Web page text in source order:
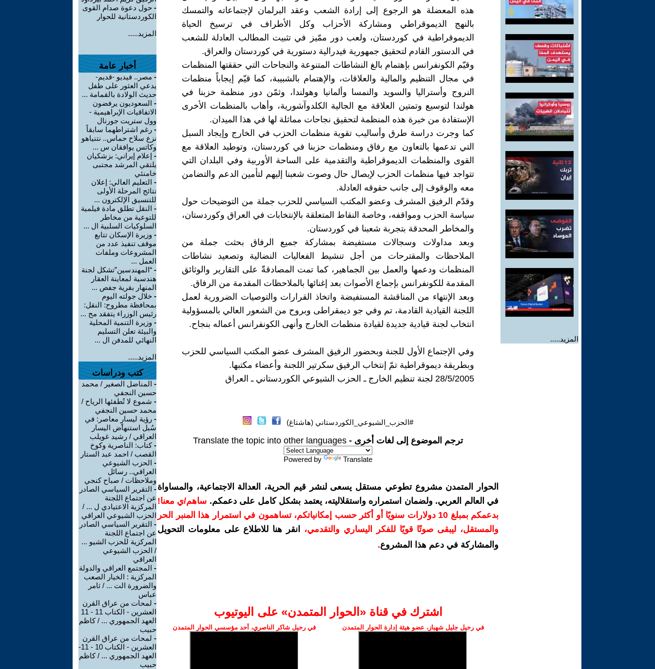
المزيد.....
هذه المعضلة هو الرجوع إلى إرادة الشعب وعقد البرلمان لإجتماعاته والتمسك
بالنهج الديموقراطي ومشاركة الأحزاب وكل الأطراف في ترسيخ الحياة
الديموقراطية في كوردستان، ولعب دور ممّيز في تثبيت المطالب العادلة للشعب
في الدستور القادم لتحقيق جمهورية فيدرالية دستورية في كوردستان والعراق.
وقيّم الكونفرانس بإهتمام بالغ النشاطات المتنوعة والنجاحات التي حققتها المنظمات
في مجال التنظيم والمالية والعلاقات، والإهتمام بالشبيبة، كما قيّم إيجاباً منظمات
النروج وأستراليا والسويد والنمسا وألمانيا وهولندا، وثمّن دور منظمة حزبنا في
هولندا لتوسيع وتمتين العلاقة مع الجالية الكلدوآشورية، وأهاب بالمنظمات الأخرى
الإستفادة من خبرة هذه المنظمة لتحقيق نجاحات مماثلة لها في هذا الميدان.
كما وجرت دراسة طرق وأساليب تقوية منظمات الحزب في الخارج وإيجاد السبل
التي تدعمها بالتعاون مع رفاق ومنظمات حزبنا في كوردستان، وتوطيد العلاقة مع
القوى والمنظمات الديموقراطية والتقدمية على الساحة الأوربية وفي البلدان التي
تتواجد فيها منظمات الحزب لإيصال حال وصوت شعبنا إليهم لتأمين الدعم والتضامن
معه والوقوف إلى جانب حقوقه العادلة.
وقدّم الرفيق المشرف وعضو المكتب السياسي للحزب جملة من التوضيحات حول
سياسة الحزب ومواقفه، وخاصة النقاط المتعلقة بالإنتخابات في العراق وكوردستان،
والمخاطر المحدقة بتجربة شعبنا في كوردستان.
وبعد مداولات وسجالات مستفيضة بمشاركة جميع الرفاق بحثت جملة من
الملاحظات والمقترحات من أجل تنشيط الفعاليات النضالية وتصعيد نشاطات
المنظمات ودعمها والعمل بين الجماهير، كما تمت المصادقةّ على التقارير والوثائق
المقدمة للكونفرانس بإجماع الأصوات بعد إغنائها بالملاحظات المقدمة من الرفاق.
وبعد الإنتهاء من المناقشة المستفيضة واتخاذ القرارات والتوصيات الضرورية لعمل
اللجنة القيادية القادمة، تم وفي جو ديمقراطى وبروح من الشعور العالي بالمسؤولية
انتخاب لجنة قيادية جديدة لقيادة منظمات الخارج وأنهى الكونفرانس أعماله بنجاح.
وفي الإجتماع الأول للجنة وبحضور الرفيق المشرف عضو المكتب السياسي للحزب
وبطريقة ديموقراطية تمّ إنتخاب الرفيق سكرتير اللجنة وأعضاء مكتبها.
28/5/2005 لجنة تنظيم الخارج ـ الحزب الشيوعي الكوردستاني ـ العراق
#الحزب_الشيوعي_الكوردستاني (هاشتاغ)
ترجم الموضوع إلى لغات أخرى - Translate the topic into other languages
Powered by Translate
الحوار المتمدن مشروع تطوعي مستقل يسعى لنشر قيم الحرية، العدالة الاجتماعية، والمساواة
في العالم العربي. ولضمان استمراره واستقلاليته، يعتمد بشكل كامل على دعمكم. ساهم/ي معنا!
بدعمكم بمبلغ 10 دولارات سنويًا أو أكثر حسب إمكانياتكم، تساهمون في استمرار هذا المنبر الحر
والمستقل، ليبقى صوتًا قويًا للفكر اليساري والتقدمي،
انقر هنا للاطلاع على معلومات التحويل
والمشاركة في دعم هذا المشروع.
اشترك في قناة ‫«الحوار المتمدن» على اليوتيوب
في رحيل جليل شهباز، عضو هيئة إدارة الحوار المتمدن في رحيل شاكر الناصري، أحد مؤسسي الحوار المتمدن
- حول دعوة صدام القوى
الكوردستانية للحوار
المزيد.....
أخبار عامة
- مصر.. فيديو -قديم-
يدعي العثور على طفل
حديث الولادة بالقمامة ...
- السعوديون يرفضون
الاتفاقيات الإبراهيمية -
وول ستريت جورنال
- رغم اشتراطهما سابقاً
نزع سلاح حماس.. نتنياهو
وكاتس يوافقان س ...
- إعلام إيراني: بزشكيان
يلتقي المرشد مجتبى
خامنئي
- التعليم العالي: إعلان
نتائج المرحلة الأولى
للتنسيق الإلكترون ...
- النقل تطلق مادة فيلمية
للتوعية من مخاطر
السلوكيات السلبية ال ...
- وزيرة الإسكان تتابع
موقف تنفيذ عدد من
المشروعات وملفات
العمل ...
- “المهندسين”تشكل لجنة
هندسية لمعاينة العقار
المنهار بقرية جفص ...
- خلال جولته اليوم
بمحافظة مطروح: النقل:
رئيس الوزراء يتفقد مح ...
- وزيرة التنمية المحلية
والبيئة تعلن التسليم
النهائي للمدفن ال ...
المزيد.....
كتب ودراسات
- المناضل الصغير / محمد
حسين النجفي
- شموع لا تُطفئها الرياح /
محمد حسين النجفي
- رؤية ليسارٍ معاصر: في
سُبل استنهاض اليسار
العراقي / رشيد غويلب
-كتاب: الناصرية وكوخ
القصب / احمد عبد الستار
- الحزب الشيوعي
العراقي.. رسائل
وملاحظات / صباح كنجي
- التقرير السياسي الصادر
عن اجتماع اللجنة
المركزية الاعتيادي ل ... /
الحزب الشيوعي العراقي
- التقرير السياسي الصادر
عن اجتماع اللجنة
المركزية للحزب الشيو ...
/ الحزب الشيوعي
العراقي
- المجتمع العراقي والدولة
المركزية : الخيار الصعب
والضرورة الت ... / ثامر
عباس
- لمحات من عراق القرن
العشرين - الكتاب 11 - 11
العهد الجمهوري ... / كاظم
حبيب
- لمحات من عراق القرن
العشرين - الكتاب 10 - 11-
العهد الجمهوري ... / كاظم
حبيب